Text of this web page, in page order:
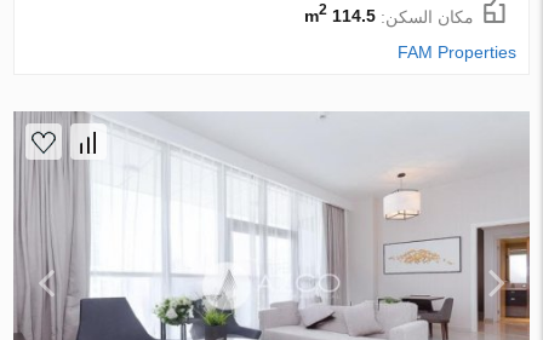
مكان السكن:114.5 m
2
FAM Properties